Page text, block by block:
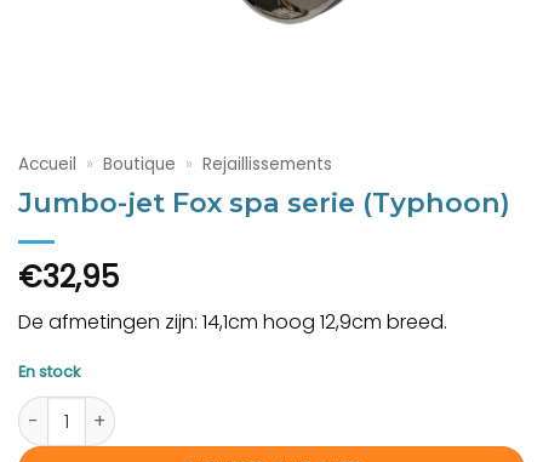
Accueil » Boutique » Rejaillissements
Jumbo-jet Fox spa serie (Typhoon)
€32,95
De afmetingen zijn: 14,1cm hoog 12,9cm breed.
En stock
quantité de Jumbo-jet Fox spa serie (Typhoon)